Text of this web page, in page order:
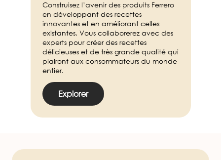
Construisez l’avenir des produits Ferrero
en développant des recettes
innovantes et en améliorant celles
existantes. Vous collaborerez avec des
experts pour créer des recettes
délicieuses et de très grande qualité qui
plairont aux consommateurs du monde
entier.
Explorer